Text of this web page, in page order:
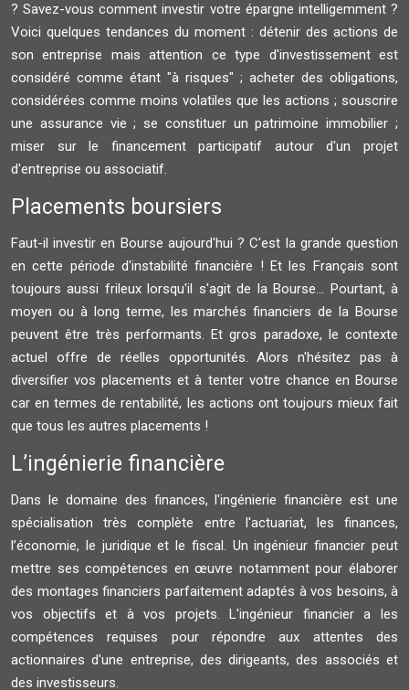
? Savez-vous comment investir votre épargne intelligemment ?
Voici quelques tendances du moment : détenir des actions de
son entreprise mais attention ce type d'investissement est
considéré comme étant "à risques" ; acheter des obligations,
considérées comme moins volatiles que les actions ; souscrire
une assurance vie ; se constituer un patrimoine immobilier ;
miser sur le financement participatif autour d'un projet
d'entreprise ou associatif.
Placements boursiers
Faut-il investir en Bourse aujourd'hui ? C'est la grande question
en cette période d'instabilité financière ! Et les Français sont
toujours aussi frileux lorsqu'il s'agit de la Bourse... Pourtant, à
moyen ou à long terme, les marchés financiers de la Bourse
peuvent être très performants. Et gros paradoxe, le contexte
actuel offre de réelles opportunités. Alors n'hésitez pas à
diversifier vos placements et à tenter votre chance en Bourse
car en termes de rentabilité, les actions ont toujours mieux fait
que tous les autres placements !
L’ingénierie financière
Dans le domaine des finances, l'ingénierie financière est une
spécialisation très complète entre l'actuariat, les finances,
l’économie, le juridique et le fiscal. Un ingénieur financier peut
mettre ses compétences en œuvre notamment pour élaborer
des montages financiers parfaitement adaptés à vos besoins, à
vos objectifs et à vos projets. L'ingénieur financier a les
compétences requises pour répondre aux attentes des
actionnaires d'une entreprise, des dirigeants, des associés et
des investisseurs.